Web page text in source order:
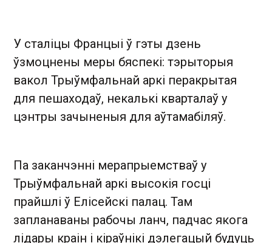
У сталіцы Францыі ў гэты дзень
ўзмоцнены меры бяспекі: тэрыторыя
вакол Трыўмфальнай аркі перакрытая
для пешаходаў, некалькі кварталаў у
цэнтры зачыненыя для аўтамабіляў.
Па заканчэнні мерапрыемстваў у
Трыўмфальнай аркі высокія госці
прайшлі ў Елісейскі палац. Там
запланаваны рабочы ланч, падчас якога
лідары краін і кіраўнікі дэлегацый будуць